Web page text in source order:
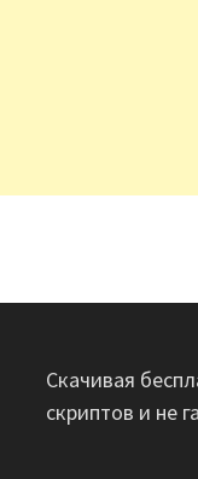
Скачивая
скриптов и не